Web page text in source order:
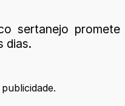
sertanejo promete
dias.